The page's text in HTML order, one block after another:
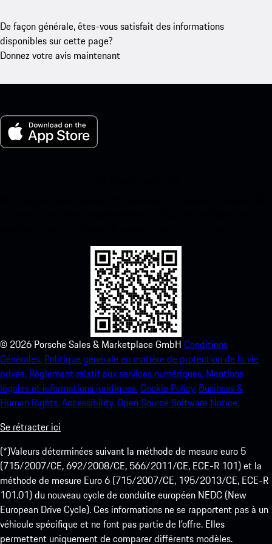
De façon générale, êtes-vous satisfait des informations
disponibles sur cette page?
Donnez votre avis maintenant
© 2026 Porsche Sales & Marketplace GmbH Conditions
Générales. Politique générale en matière de protection de la vie
privée. Règlement relatif aux services numériques. Mentions
légales et informations juridiques.Cookie Policy. Business &
Human Rights.Accessibility.Open Source Software Notice.
Se rétracter ici
(*)Valeurs déterminées suivant la méthode de mesure euro 5
(715/2007/CE, 692/2008/CE, 566/2011/CE, ECE-R 101) et la
méthode de mesure Euro 6 (715/2007/CE, 195/2013/CE, ECE-R
101.01) du nouveau cycle de conduite européen NEDC (New
European Drive Cycle). Ces informations ne se rapportent pas à un
véhicule spécifique et ne font pas partie de l’offre. Elles
permettent uniquement de comparer différents modèles.